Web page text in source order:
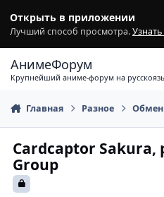
Открыть в приложении
Лучший способ просмотра.
АнимеФорум
Крупнейший аниме-форум на
Главная Разное
Cardcaptor Sakura,
Group